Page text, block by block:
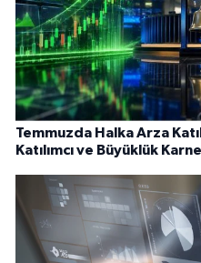
Temmuzda Halka Arza
Katılımcı ve Büyüklük